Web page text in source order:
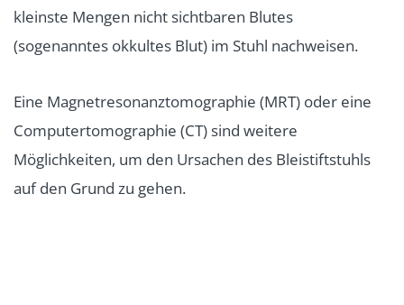
kleinste Mengen nicht sichtbaren Blutes
(sogenanntes okkultes Blut) im Stuhl nachweisen.
Eine Magnetresonanztomographie (MRT) oder eine
Computertomographie (CT) sind weitere
Möglichkeiten, um den Ursachen des Bleistiftstuhls
auf den Grund zu gehen.